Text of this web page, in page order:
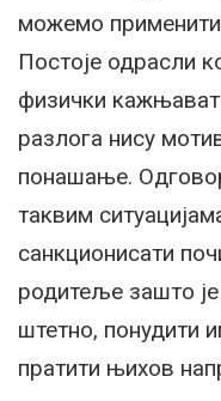
можемо
Постоје одрасли
физички
разлога нису
понашање.
таквим
санкционисати
родитеље зашто
штетно, понудити
пратити њихов